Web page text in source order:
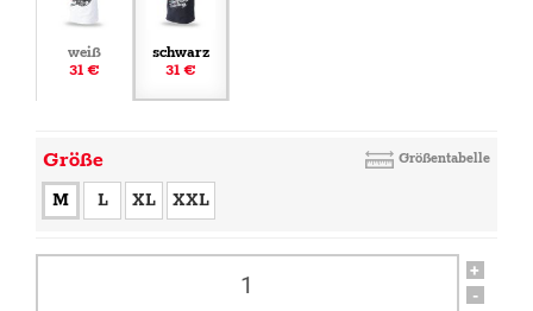
weiß
31 €
schwarz
31 €
Größe Größentabelle
M L XL XXL
+
-